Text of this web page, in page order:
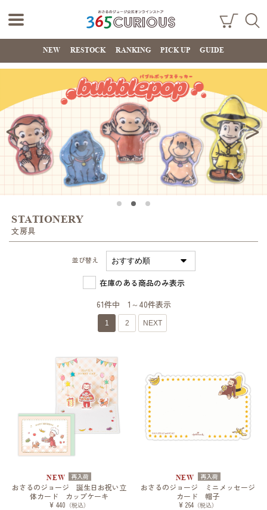
おさるのジョー
ジ公式オンライ
ンストア
365CURIOUS
ング
カー
NEW RESTOCK RANKING PICK UP GUIDE
STATIONERY
文房具
並び替え
在庫のある商品のみ表示
61件中 1～40件表示
1 2 NEXT
NEW 再入荷
おさるのジョージ 誕生日お祝い立
体カード カップケーキ
¥ 440 （税込）
NEW 再入荷
おさるのジョージ ミニメッセージ
カード 帽子
¥ 264 （税込）